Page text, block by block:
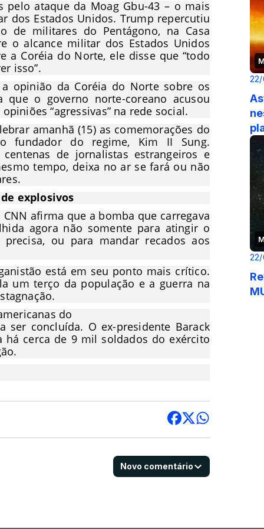
ataque da Moag Gbu-43 – o mais
dos Estados Unidos. Trump repercutiu
de militares do Pentágono, na Casa
o alcance militar dos Estados Unidos
a Coréia do Norte, ele disse que “todo
isso”.
opinião da Coréia do Norte sobre os
o governo norte-coreano acusou
“agressivas” na rede social.
amanhã (15) as comemorações do
fundador do regime, Kim II Sung.
de jornalistas estrangeiros e
tempo, deixa no ar se fará ou não
explosivos
afirma que a bomba que carregava
agora não somente para atingir o
ou para mandar recados aos
está em seu ponto mais crítico.
um terço da população e a guerra na
do
ser concluída. O ex-presidente Barack
cerca de 9 mil soldados do exército
Novo comentário